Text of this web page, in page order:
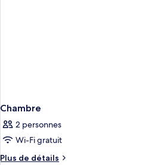
Chambre
2 personnes
Wi-Fi gratuit
Plus de détails
Plus